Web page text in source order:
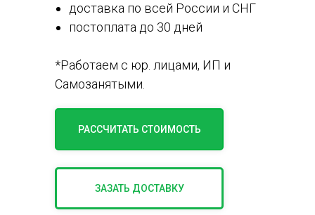
РАССЧИТАТЬ СТОИМОСТЬ
ЗАЗАТЬ ДОСТАВКУ
доставка по всей России и СНГ
постоплата до 30 дней
*Работаем с юр. лицами, ИП и
Самозанятыми.